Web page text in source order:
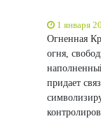
1 января
Огненная
огня,
придает